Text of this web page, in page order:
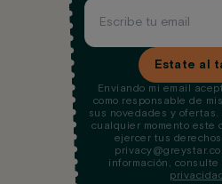
Estate al
Enviando mi email
como responsable de
sus novedades y
cualquier momento este
ejercer tus
información, consulte